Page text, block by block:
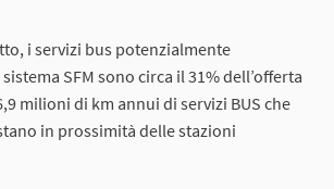
i servizi bus potenzialmente
SFM sono circa il 31% dell’offerta
milioni di km annui di servizi BUS che
in prossimità delle stazioni